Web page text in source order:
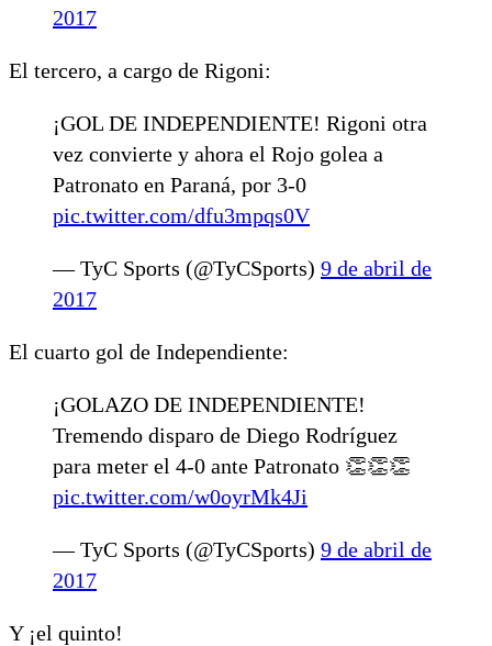
2017
El tercero, a cargo de Rigoni:
¡GOL DE INDEPENDIENTE! Rigoni otra
vez convierte y ahora el Rojo golea a
Patronato en Paraná, por 3-0
pic.twitter.com/dfu3mpqs0V
— TyC Sports (@TyCSports) 9 de abril de
2017
El cuarto gol de Independiente:
¡GOLAZO DE INDEPENDIENTE!
Tremendo disparo de Diego Rodríguez
para meter el 4-0 ante Patronato 👏👏👏
pic.twitter.com/w0oyrMk4Ji
— TyC Sports (@TyCSports) 9 de abril de
2017
Y ¡el quinto!